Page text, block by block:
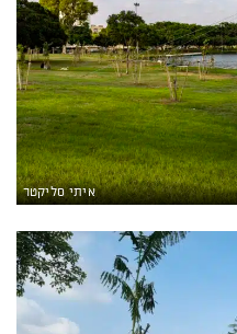
איתי סליקטר